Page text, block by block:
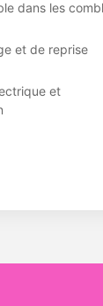
dans les
et de reprise
et